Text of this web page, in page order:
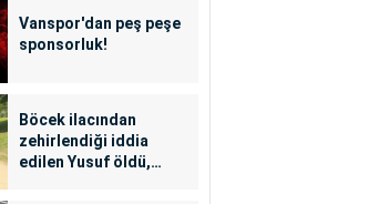
Vanspor'dan peş peşe
sponsorluk!
Böcek ilacından
zehirlendiği iddia
edilen Yusuf öldü,